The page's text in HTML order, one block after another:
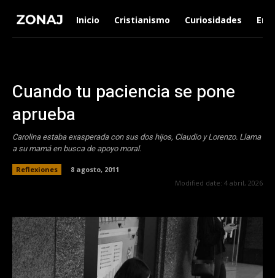
Inicio Cristianismo Curiosidades
Cuando tu paciencia se pone
aprueba
Carolina estaba exasperada con sus dos hijos, Claudio y Lorenzo. Llama
a su mamá en busca de apoyo moral.
Reflexiones
8 agosto, 2011
Modified date: 4 abril, 2026